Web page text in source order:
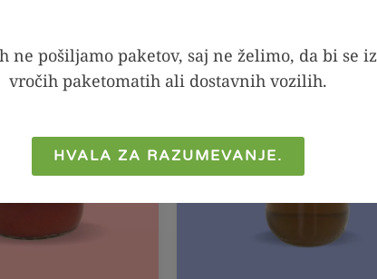
pošiljamo paketov, saj ne želimo, da bi se
vročih paketomatih ali dostavnih vozilih.
HVALA ZA RAZUMEVANJE.